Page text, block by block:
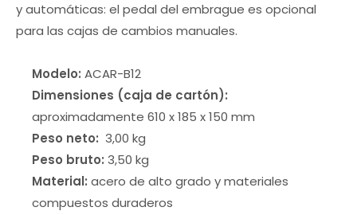
y automáticas: el pedal del embrague es opcional
para las cajas de cambios manuales.
Modelo: ACAR-B12
Dimensiones (caja de cartón):
aproximadamente 610 x 185 x 150 mm
Peso neto: 3,00 kg
Peso bruto: 3,50 kg
Material: acero de alto grado y materiales
compuestos duraderos